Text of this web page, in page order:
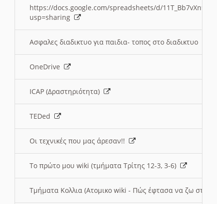
https://docs.google.com/spreadsheets/d/
usp=sharing
Ασφαλες διαδικτυο για παιδια- τοπος στο διαδικτυο
OneDrive
ICAP (Δραστηριότητα)
TEDed
Οι τεχνικές που μας άρεσαν!!
Το πρώτο μου wiki (τμήματα Τρίτης 12-3, 3-6)
Τμήματα Κολλια (Ατομικο wiki - Πώς έφτασα να ζω στην